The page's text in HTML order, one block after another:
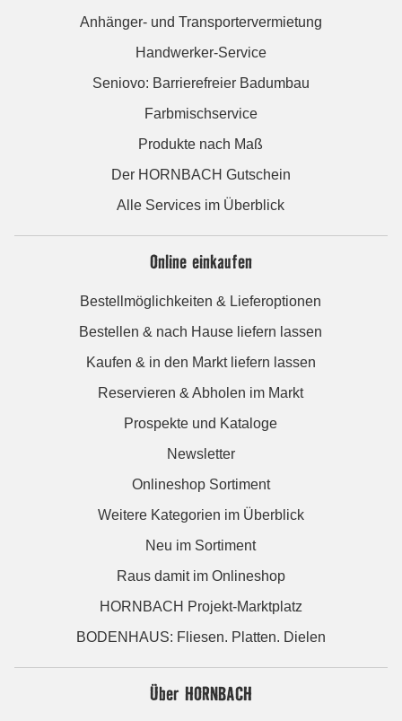
Anhänger- und Transportervermietung
Handwerker-Service
Seniovo: Barrierefreier Badumbau
Farbmischservice
Produkte nach Maß
Der HORNBACH Gutschein
Alle Services im Überblick
Online einkaufen
Bestellmöglichkeiten & Lieferoptionen
Bestellen & nach Hause liefern lassen
Kaufen & in den Markt liefern lassen
Reservieren & Abholen im Markt
Prospekte und Kataloge
Newsletter
Onlineshop Sortiment
Weitere Kategorien im Überblick
Neu im Sortiment
Raus damit im Onlineshop
HORNBACH Projekt-Marktplatz
BODENHAUS: Fliesen. Platten. Dielen
Über HORNBACH